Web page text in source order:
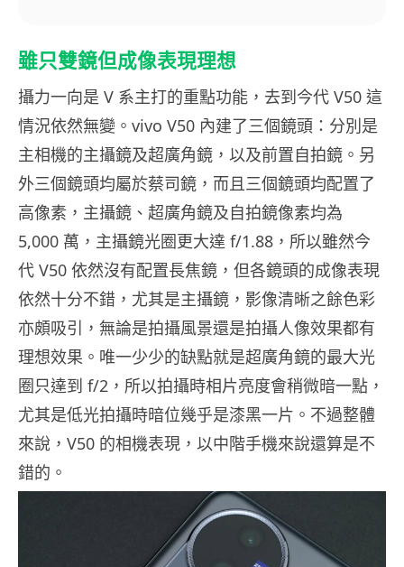
雖只雙鏡但成像表現理想
攝力一向是 V 系主打的重點功能，去到今代 V50 這
情況依然無變。vivo V50 內建了三個鏡頭：分別是
主相機的主攝鏡及超廣角鏡，以及前置自拍鏡。另
外三個鏡頭均屬於蔡司鏡，而且三個鏡頭均配置了
高像素，主攝鏡、超廣角鏡及自拍鏡像素均為
5,000 萬，主攝鏡光圈更大達 f/1.88，所以雖然今
代 V50 依然沒有配置長焦鏡，但各鏡頭的成像表現
依然十分不錯，尤其是主攝鏡，影像清晰之餘色彩
亦頗吸引，無論是拍攝風景還是拍攝人像效果都有
理想效果。唯一少少的缺點就是超廣角鏡的最大光
圈只達到 f/2，所以拍攝時相片亮度會稍微暗一點，
尤其是低光拍攝時暗位幾乎是漆黑一片。不過整體
來說，V50 的相機表現，以中階手機來說還算是不
錯的。